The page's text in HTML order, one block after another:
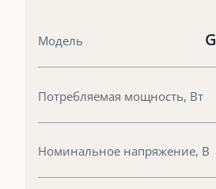
Модель
Потребляемая мощность, Вт
Номинальное напряжение, В